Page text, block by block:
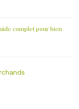
complet pour bien